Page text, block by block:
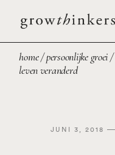
home persoonlijke groei
leven veranderd
JUNI 3, 2018